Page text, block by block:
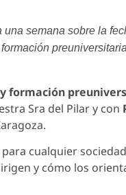
semana sobre la
y formación
Sra del Pilar y con
cualquier
y cómo los